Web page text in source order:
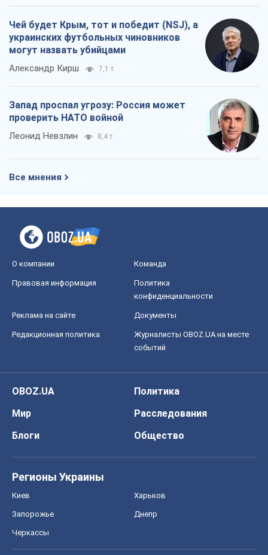
Чей будет Крым, тот и победит (NSJ), а
украинских футбольных чиновников
могут назвать убийцами
Александр Кирш 7,1 т.
Запад проспал угрозу: Россия может
проверить НАТО войной
Леонид Невзлин 8,4 т.
Все мнения
О компании Команда
Правовая информация
Политика
конфиденциальности
Реклама на сайте Документы
Редакционная политика
Журналисты OBOZ.UA на месте
событий
OBOZ.UA
Политика
Мир
Расследования
Блоги
Общество
Регионы Украины
Киев Харьков
Запорожье Днепр
Черкассы